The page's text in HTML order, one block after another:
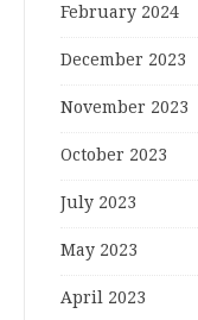
February 2024
December 2023
November 2023
October 2023
July 2023
May 2023
April 2023